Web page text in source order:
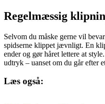
Regelmæssig
Selvom du måske gerne vil
spidserne klippet jævnligt. En
ender og gør håret lettere at
udtryk – uanset om du går efter
Læs også: